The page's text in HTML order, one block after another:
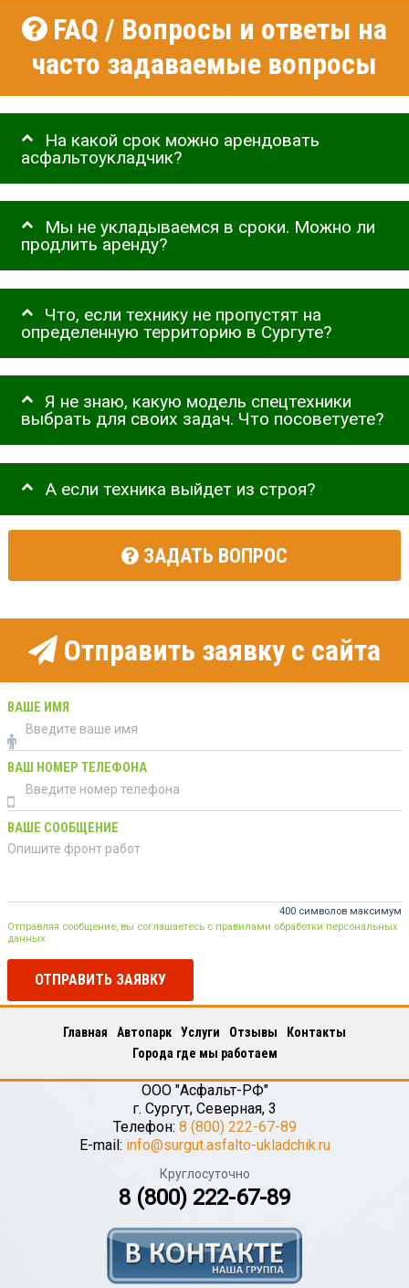
FAQ / Вопросы и ответы на
часто задаваемые вопросы
На какой срок можно арендовать
асфальтоукладчик?
Мы не укладываемся в сроки. Можно ли
продлить аренду?
Что, если технику не пропустят на
определенную территорию в Сургуте?
Я не знаю, какую модель спецтехники
выбрать для своих задач. Что посоветуете?
А если техника выйдет из строя?
ЗАДАТЬ ВОПРОС
Отправить заявку с сайта
ВАШЕ ИМЯ
ВАШ НОМЕР ТЕЛЕФОНА
ВАШЕ СООБЩЕНИЕ
400 символов максимум
Отправляя сообщение, вы соглашаетесь с правилами обработки персональных
данных
ОТПРАВИТЬ ЗАЯВКУ
Главная Автопарк Услуги Отзывы
Контакты
Города где мы работаем
ООО "Асфальт-РФ"
г. Сургут, Северная, 3
Телефон: 8 (800) 222-67-89
E-mail: info@surgut.asfalto-ukladchik.ru
Круглосуточно
8 (800) 222-67-89